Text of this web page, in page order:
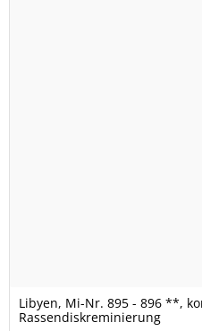
Libyen, Mi-Nr. 895 - 896 **,
Rassendiskreminierung